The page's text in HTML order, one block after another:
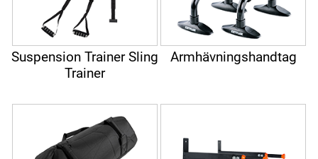
Suspension Trainer Sling
Trainer
Armhävningshandtag